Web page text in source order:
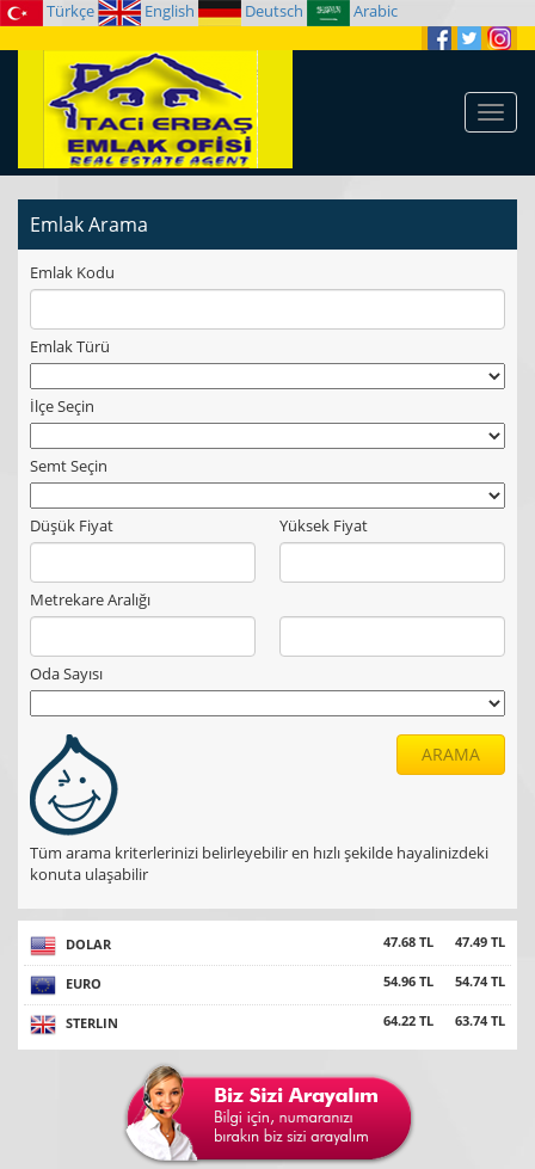
Türkçe English Deutsch Arabic
Emlak Arama
Emlak Kodu
Emlak Türü
İlçe Seçin
Semt Seçin
Düşük Fiyat Yüksek Fiyat
Metrekare Aralığı
Oda Sayısı
ARAMA
Tüm arama kriterlerinizi belirleyebilir en hızlı şekilde hayalinizdeki
konuta ulaşabilir
DOLAR 47.49 TL
47.68 TL
EURO 54.74 TL
54.96 TL
STERLIN 63.74 TL
64.22 TL